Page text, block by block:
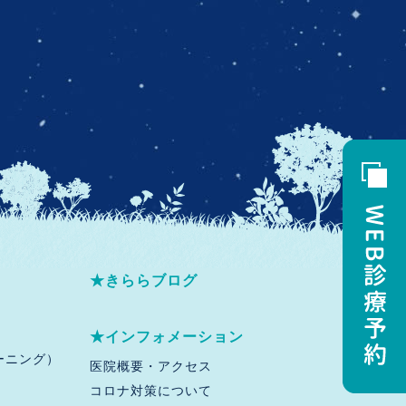
ング）
★きららブログ
★インフォメーション
医院概要・アクセス
コロナ対策について